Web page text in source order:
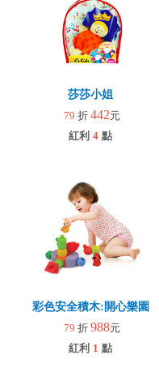
莎莎小姐
79 折 442元
紅利 4 點
彩色安全積木:開心樂園
79 折 988元
紅利 1 點